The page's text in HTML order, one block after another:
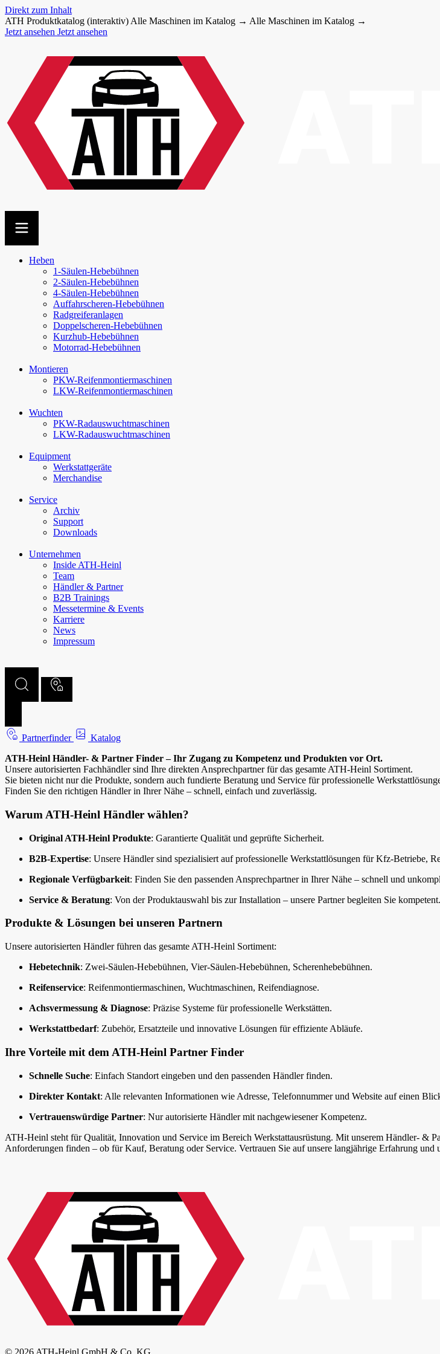
Direkt zum Inhalt
ATH Produktkatalog (interaktiv) Alle Maschinen im Katalog → Alle Maschinen im Katalog →
Jetzt ansehen Jetzt ansehen
Heben
1-Säulen-Hebebühnen
2-Säulen-Hebebühnen
4-Säulen-Hebebühnen
Auffahr­scheren-​Hebebühnen
Radgreiferanlagen
Doppel­scheren-​Hebebühnen
Kurzhub-Hebebühnen
Motorrad-Hebebühnen
Montieren
PKW-Reifenmontiermaschinen
LKW-Reifenmontiermaschinen
Wuchten
PKW-Rad­auswucht­maschinen
LKW-Rad­auswucht­maschinen
Equipment
Werkstattgeräte
Merchandise
Service
Archiv
Support
Downloads
Unternehmen
Inside ATH-Heinl
Team
Händler & Partner
B2B Trainings
Messetermine & Events
Karriere
News
Impressum
Partnerfinder
Katalog
ATH-Heinl Händler- & Partner Finder – Ihr Zugang zu Kompetenz und Produkten vor Ort.
Unsere autorisierten Fachhändler sind Ihre direkten Ansprechpartner für das gesamte ATH-Heinl Sortiment.
Sie bieten nicht nur die Produkte, sondern auch fundierte Beratung und Service für professionelle
Finden Sie den richtigen Händler in Ihrer Nähe – schnell, einfach und zuverlässig.
Warum ATH-Heinl Händler wählen?
Original ATH-Heinl Produkte: Garantierte Qualität und geprüfte Sicherheit.
B2B-Expertise: Unsere Händler sind spezialisiert auf professionelle Werkstattlösungen für Kfz-Betriebe,
Regionale Verfügbarkeit: Finden Sie den passenden Ansprechpartner in Ihrer Nähe – schnell und
Service & Beratung: Von der Produktauswahl bis zur Installation – unsere Partner begleiten Sie kompetent.
Produkte & Lösungen bei unseren Partnern
Unsere autorisierten Händler führen das gesamte ATH-Heinl Sortiment:
Hebetechnik: Zwei-Säulen-Hebebühnen, Vier-Säulen-Hebebühnen, Scherenhebebühnen.
Reifenservice: Reifenmontiermaschinen, Wuchtmaschinen, Reifendiagnose.
Achsvermessung & Diagnose: Präzise Systeme für professionelle Werkstätten.
Werkstattbedarf: Zubehör, Ersatzteile und innovative Lösungen für effiziente Abläufe.
Ihre Vorteile mit dem ATH-Heinl Partner Finder
Schnelle Suche: Einfach Standort eingeben und den passenden Händler finden.
Direkter Kontakt: Alle relevanten Informationen wie Adresse, Telefonnummer und Website auf einen
Vertrauenswürdige Partner: Nur autorisierte Händler mit nachgewiesener Kompetenz.
ATH-Heinl steht für Qualität, Innovation und Service im Bereich Werkstattausrüstung. Mit unserem Händler- &
Anforderungen finden – ob für Kauf, Beratung oder Service. Vertrauen Sie auf unsere langjährige Erfahrung und
© 2026 ATH-Heinl GmbH & Co. KG